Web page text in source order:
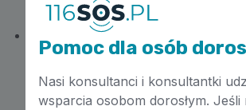
nienależyte wykonywanie obowiązku
alimentacyjnego (brak świadczeń,
zadłużenie).
Pomoc dla osób
Nasi konsultanci i konsultantki
wsparcia osobom dorosłym. Jeśli